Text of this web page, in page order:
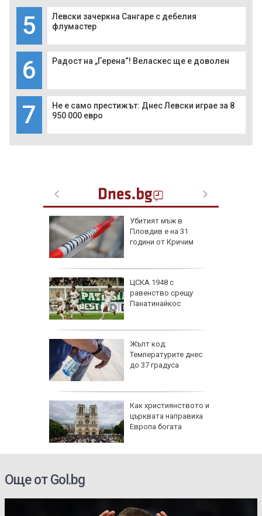
5
Левски зачеркна Сангаре с дебелия
флумастер
6 Радост на „Герена“! Веласкес ще е доволен
7
Не е само престижът: Днес Левски играе за 8
950 000 евро
Убитият мъж в
Пловдив е на 31
години от Кричим
ЦСКА 1948 с
равенство срещу
Панатинайкос
Жълт код:
Температурите днес
до 37 градуса
Как християнството и
църквата направиха
Европа богата
Още от Gol.bg